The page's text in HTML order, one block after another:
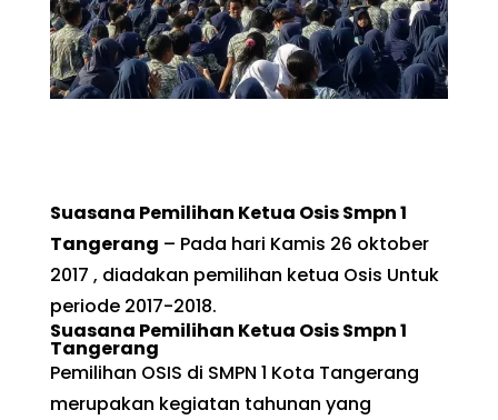
Suasana Pemilihan Ketua Osis Smpn 1
Tangerang – Pada hari Kamis 26 oktober
2017 , diadakan pemilihan ketua Osis Untuk
periode 2017-2018.
Suasana Pemilihan Ketua Osis Smpn 1
Tangerang
Pemilihan OSIS di SMPN 1 Kota Tangerang
merupakan kegiatan tahunan yang